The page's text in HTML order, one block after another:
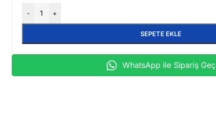
- +
SEPETE EKLE
WhatsApp ile Sipariş Geç